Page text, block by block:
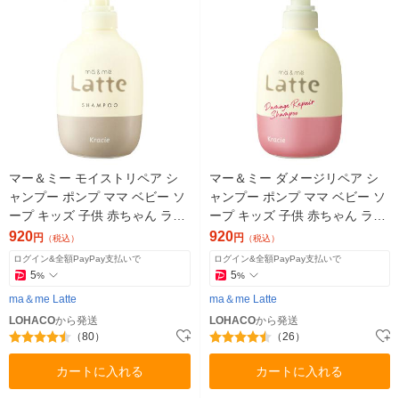
マー＆ミー モイストリペア シ
ャンプー ポンプ ママ ベビー ソ
ープ キッズ 子供 赤ちゃん ラッ
テ ヘアケア ノンシリコン アミ
ノ酸
920円 （税込）
ログイン&全額PayPay支払いで
5%
ma＆me Latte
LOHACOから発送
（80）
カートに入れる
マー＆ミー ダメージリペア シ
ャンプー ポンプ ママ ベビー ソ
ープ キッズ 子供 赤ちゃん ラッ
テ ヘアケア ノンシリコン アミ
ノ酸
920円 （税込）
ログイン&全額PayPay支払いで
5%
ma＆me Latte
LOHACOから発送
（26）
カートに入れる